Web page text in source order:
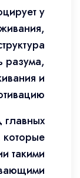
у
разума,
и
главных
такими